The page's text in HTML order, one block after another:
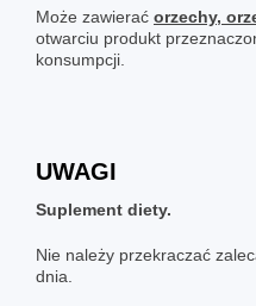
Może zawierać orzechy,
otwarciu produkt
konsumpcji.
UWAGI
Suplement diety.
Nie należy przekraczać
dnia.